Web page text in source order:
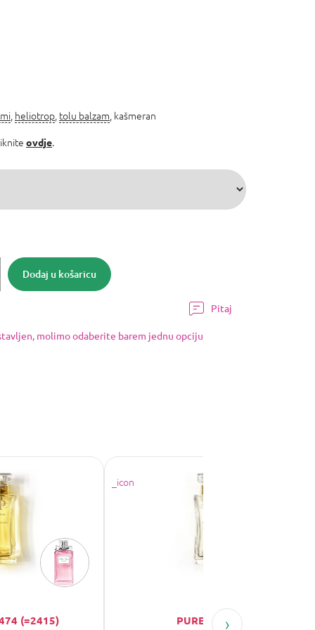
Dodaj u košaricu
heliotrop tolu balzam , kašmeran
ovdje.
Pitaj
molimo odaberite barem jednu opciju
(=2415) PURE No. 70
›